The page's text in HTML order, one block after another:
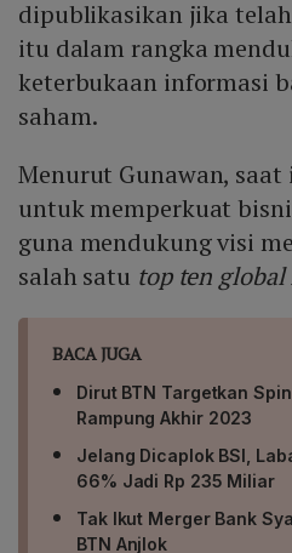
dipublikasikan jika
itu dalam rangka
keterbukaan informasi
saham.
Menurut Gunawan,
untuk memperkuat
guna mendukung visi
salah satu top ten global
BACA JUGA
Dirut BTN Targetkan
Rampung Akhir 2023
Jelang Dicaplok BSI,
66% Jadi Rp 235 Miliar
Tak Ikut Merger Bank
BTN Anjlok